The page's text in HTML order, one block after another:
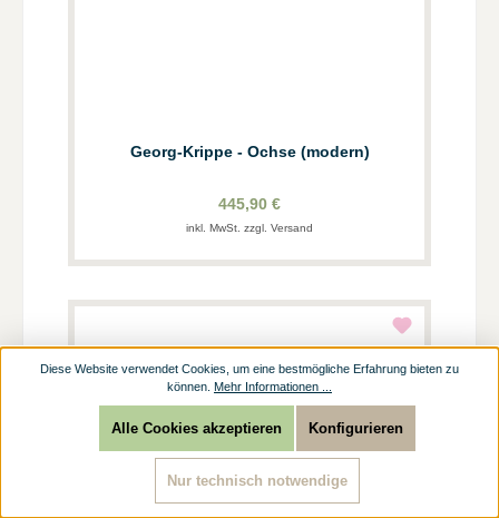
Georg-Krippe - Ochse (modern)
445,90 €
inkl. MwSt. zzgl. Versand
Diese Website verwendet Cookies, um eine bestmögliche Erfahrung bieten zu
können. Mehr Informationen ...
Nur technisch notwendige
Konfigurieren
Alle Cookies akzeptieren